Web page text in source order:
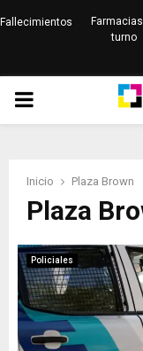
Fallecimientos
turno
PRIMARY
Inicio Plaza Brown
Plaza
Policiales